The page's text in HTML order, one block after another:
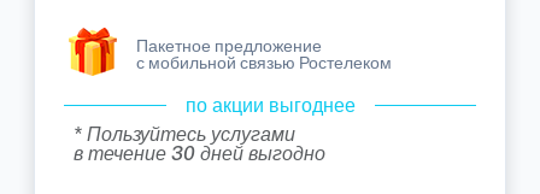
Пакетное предложение
с мобильной связью Ростелеком
по акции выгоднее
* Пользуйтесь услугами
в течение 30 дней выгодно